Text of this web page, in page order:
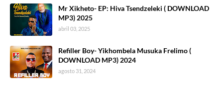
Mr Xikheto- EP: Hiva Tsendzeleki ( DOWNLOAD
MP3) 2025
abril 03, 2025
Refiller Boy- Yikhombela Musuka Frelimo (
DOWNLOAD MP3) 2024
agosto 31, 2024